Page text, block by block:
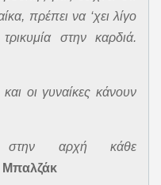
πρέπει να ‘χει λίγο
στην καρδιά.
οι γυναίκες κάνουν
στην αρχή κάθε
Μπαλζάκ